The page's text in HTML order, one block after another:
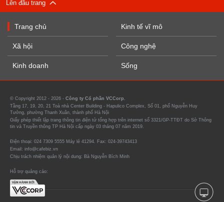
Lên đầu trang
Trang chủ
Xã hội
Kinh doanh
Kinh tế vĩ mô
Công nghệ
Sống
© Copyright 2012 - 2026 - Công ty Cổ phần VCCorp.
Tầng 17, 19, 20, 21 Toà nhà Center Building - Hapulico Complex, Số 01, phố Nguyễn Huy
Tưởng, phường Thanh Xuân, thành phố Hà Nội
Giấy phép thiết lập trang thông tin điện tử tổng hợp trên internet số 3321/GP-TTĐT do Sở Thông
tin và Truyền thông TP Hà Nội cấp ngày 03 tháng 07 năm 2019.
Điện thoại: 024 7309 5555 Máy lẻ 41294. Fax: 024-39743413
Email: info@cafebiz.vn
Chịu trách nhiệm quản lý nội dung: Bà Nguyễn Bích Minh
Hỗ trợ quảng cáo: